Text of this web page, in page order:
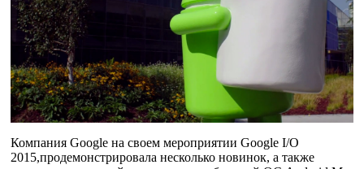
Компания Google на своем мероприятии Google I/O
2015,продемонстрировала несколько новинок, а также